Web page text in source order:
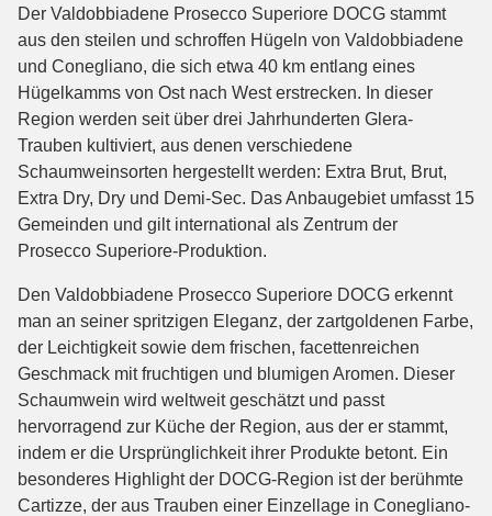
Der Valdobbiadene Prosecco Superiore DOCG stammt
aus den steilen und schroffen Hügeln von Valdobbiadene
und Conegliano, die sich etwa 40 km entlang eines
Hügelkamms von Ost nach West erstrecken. In dieser
Region werden seit über drei Jahrhunderten Glera-
Trauben kultiviert, aus denen verschiedene
Schaumweinsorten hergestellt werden: Extra Brut, Brut,
Extra Dry, Dry und Demi-Sec. Das Anbaugebiet umfasst 15
Gemeinden und gilt international als Zentrum der
Prosecco Superiore-Produktion.
Den Valdobbiadene Prosecco Superiore DOCG erkennt
man an seiner spritzigen Eleganz, der zartgoldenen Farbe,
der Leichtigkeit sowie dem frischen, facettenreichen
Geschmack mit fruchtigen und blumigen Aromen. Dieser
Schaumwein wird weltweit geschätzt und passt
hervorragend zur Küche der Region, aus der er stammt,
indem er die Ursprünglichkeit ihrer Produkte betont. Ein
besonderes Highlight der DOCG-Region ist der berühmte
Cartizze, der aus Trauben einer Einzellage in Conegliano-